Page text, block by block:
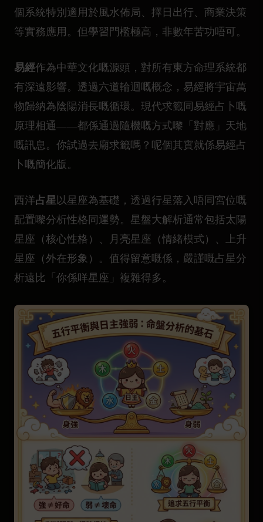
個系統特別適用於風水佈局、擇日出行、商業決策
等實務應用。但學習門檻極高，非數年苦功唔可。
易經作為中華文化嘅源頭，對所有東方命理系統都
有深遠影響。透過六道輪迴嘅概念，易經將宇宙萬
物歸納為陰陽消長嘅循環。現代求籤同易經占卜嘅
原理相通——都係通過隨機嘅方式嚟「對應」天地
嘅訊息。你試過去廟求籤嗎？呢個其實就係易經占
卜嘅簡化版。
西洋占星以星座為基礎，透過行星落入唔同宮位嘅
配置嚟分析性格同運勢。星盤大解析通常包括太陽
星座（核心性格）、月亮星座（情緒模式）、上升
星座（外在形象）。值得留意嘅係，嚴謹嘅占星分
析遠比「你係咩星座」複雜得多。